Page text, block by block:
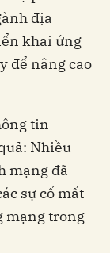
địa
khai ứng
để nâng cao
tin
Nhiều
mạng đã
sự cố mất
mạng trong